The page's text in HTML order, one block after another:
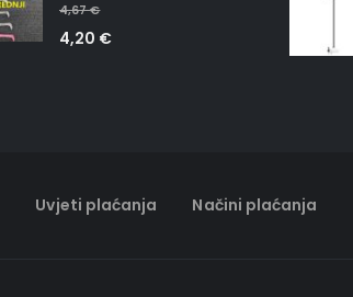
4,67€
4,20 €
Uvjeti plaćanja Načini plaćanja